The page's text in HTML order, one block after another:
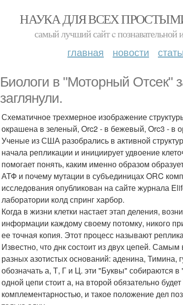
НАУКА ДЛЯ ВСЕХ
самый лучший сайт c
главная новости
Биологи в "Моторный Отсек"
заглянули.
Схематичное трехмерное изображение
окрашена в зеленый, Orc2 - в бежевый, Orc3 - в
Ученые из США разобрались в активной
начала репликации и инициирует удвоение
помогает понять, каким именно образом
АТФ и почему мутации в субъединицах ORC
исследования опубликован на сайте журнала
лаборатории колд спринг харбор.
Когда в жизни клетки настает этап деления,
информации каждому своему потомку, никого
ее точная копия. Этот процесс называют
Известно, что днк состоит из двух цепей.
разных азотистых оснований: аденина, Тимина,
обозначать а, Т, Г и Ц. эти "Буквы" собираются
одной цепи стоит а, на второй обязательно
комплементарностью, и такое положение дел